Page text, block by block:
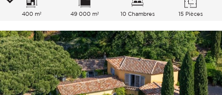
400 m² 49 000 m² 10 Chambres 15 Pièces